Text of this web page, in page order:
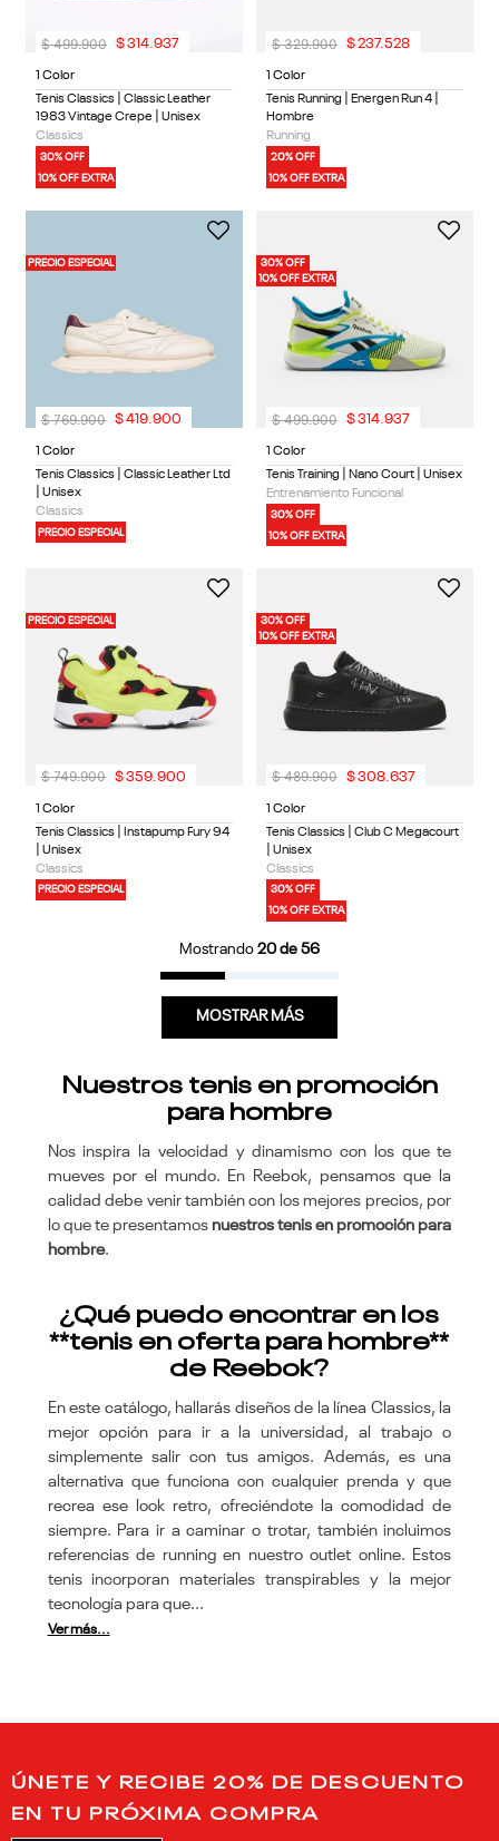
1 Color
Tenis Classics | Classic Leather
1983 Vintage Crepe | Unisex
Classics
30% OFF
10% OFF EXTRA
$ 499.900 $314.937
1 Color
Tenis Running | Energen Run 4 |
Hombre
Running
20% OFF
10% OFF EXTRA
$ 329.900 $237.528
PRECIO ESPECIAL
1 Color
Tenis Classics | Classic Leather Ltd
| Unisex
Classics
PRECIO ESPECIAL
$ 769.900 $419.900
30% OFF
10% OFF EXTRA
1 Color
Tenis Training | Nano Court | Unisex
Entrenamiento Funcional
30% OFF
10% OFF EXTRA
$ 499.900 $314.937
PRECIO ESPECIAL
1 Color
Tenis Classics | Instapump Fury 94
| Unisex
Classics
PRECIO ESPECIAL
$ 749.900 $359 .900
30% OFF
10% OFF EXTRA
1 Color
Tenis Classics | Club C Megacourt
| Unisex
Classics
30% OFF
10% OFF EXTRA
$ 489.900 $308. 637
Mostrando 20 de 56
MOSTRAR MÁS
Nuestros tenis en promoción
para hombre
Nos inspira la velocidad y dinamismo con los que te
mueves por el mundo. En Reebok, pensamos que la
calidad debe venir también con los mejores precios, por
lo que te presentamos nuestros tenis en promoción para
hombre.
¿Qué puedo encontrar en los
**tenis en oferta para hombre**
de Reebok?
En este catálogo, hallarás diseños de la línea Classics, la
mejor opción para ir a la universidad, al trabajo o
simplemente salir con tus amigos. Además, es una
alternativa que funciona con cualquier prenda y que
recrea ese look retro, ofreciéndote la comodidad de
siempre. Para ir a caminar o trotar, también incluimos
referencias de running en nuestro outlet online. Estos
tenis incorporan materiales transpirables y la mejor
tecnología para que...
Ver más...
ÚNETE Y RECIBE 20% DE DESCUENTO
EN TU PRÓXIMA COMPRA